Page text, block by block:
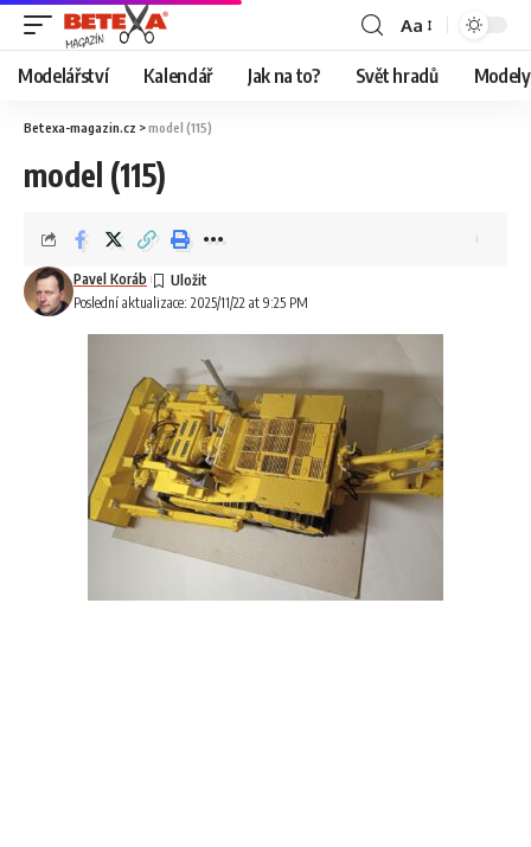
Aa
Modelářství Kalendář Jak na to? Svět hradů
Betexa-magazin.cz >model (115)
model (115)
Poslední aktualizace: 2025/11/22 at 9:25 PM
Pavel Koráb